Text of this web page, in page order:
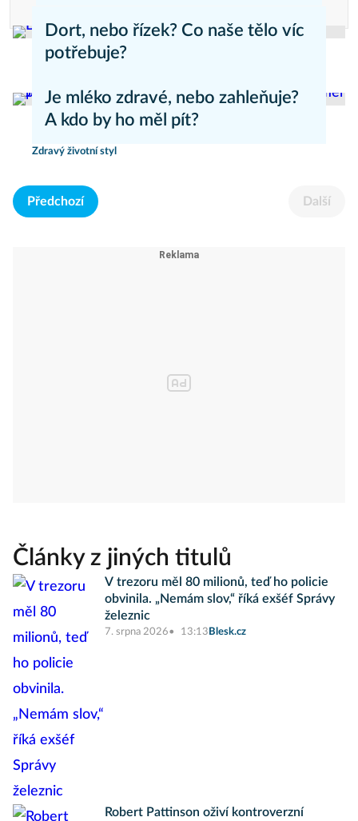
Dort, nebo řízek? Co naše tělo víc
potřebuje?
Je mléko zdravé, nebo zahleňuje?
A kdo by ho měl pít?
Zdravý životní styl
Předchozí Další
Články z jiných titulů
V trezoru měl 80 milionů, teď ho policie
obvinila. „Nemám slov,“ říká exšéf Správy
železnic
7. srpna 2026 13:13 Blesk.cz
Robert Pattinson oživí kontroverzní